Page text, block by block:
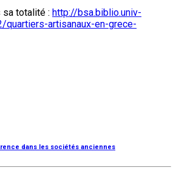
sa totalité : http://bsa.biblio.univ-
artisanaux-en-grece-
dans les sociétés anciennes